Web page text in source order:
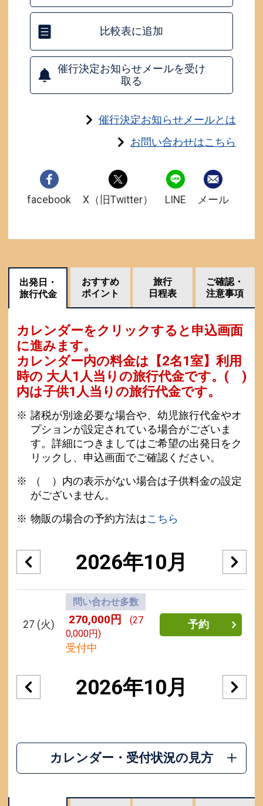
比較表に追加
催行決定お知らせメールを受け
取る
催行決定お知らせメールとは
お問い合わせはこちら
facebook X（旧Twitter） LINE メール
出発日・
旅行代金
おすすめ
ポイント
旅行
日程表
ご確認・
注意事項
カレンダーをクリックすると申込画面
に進みます。
カレンダー内の料金は 【2名1室】利用
時の 大人1人当りの旅行代金です。 ( )
内は子供1人当りの旅行代金です。
諸税が別途必要な場合や、幼児旅行代金やオ
プションが設定されている場合がございま
す。詳細につきましてはご希望の出発日をク
リックし、申込画面でご確認ください。
（ ）内の表示がない場合は子供料金の設定
がございません。
物販の場合の予約方法はこちら
2026年10月
27 (火)
問い合わせ多数
270,000円
(27
0,000円)
受付中
予約
2026年10月
カレンダー・受付状況の見方